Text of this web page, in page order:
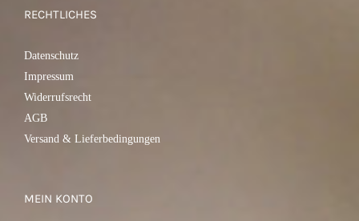
RECHTLICHES
Datenschutz
Impressum
Widerrufsrecht
AGB
Versand & Lieferbedingungen
MEIN KONTO